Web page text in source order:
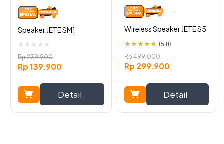
Speaker JETE SM1
★ ★ ★ ★ ★
Rp239.900
Rp139.900
Detail
Wireless Speaker JETE S5
★★★★★ (5.0)
Rp499.000
Rp299.900
Detail